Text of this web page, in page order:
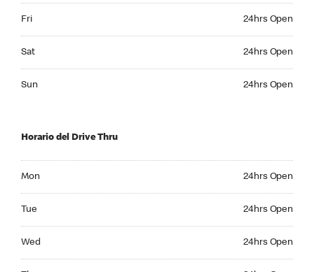
Fri 24hrs Open
Sat 24hrs Open
Sun 24hrs Open
Horario del Drive Thru
Mon 24hrs Open
Tue 24hrs Open
Wed 24hrs Open